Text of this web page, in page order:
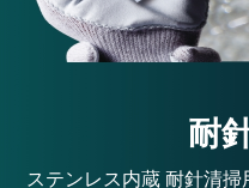
耐
ステンレス内蔵 耐針清